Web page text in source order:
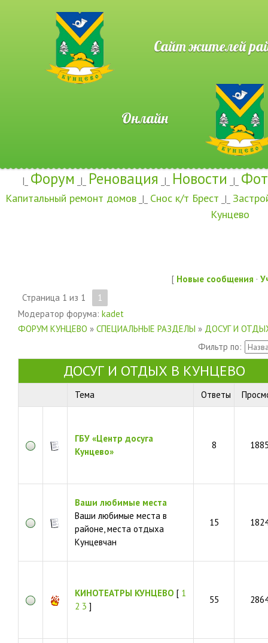
Сайт жителей
Онлайн
|_ Форум _|_ Реновация _|_ Новости _|_
Капитальный ремонт домов _|_ Снос к/т Брест _|_
Кунцево
[ Новые сообщения ·
Страница 1 из 1
1
Модератор форума: kadet
ФОРУМ КУНЦЕВО » СПЕЦИАЛЬНЫЕ РАЗДЕЛЫ » ДОСУГ И
Фильтр по:
ДОСУГ И ОТДЫХ В КУНЦЕВО
Тема Ответы
ГБУ «Центр досуга
Кунцево»
8
Ваши любимые места
Ваши любимые места в
районе, места отдыха
Кунцевчан
15
КИНОТЕАТРЫ КУНЦЕВО [ 1
2 3 ]
55